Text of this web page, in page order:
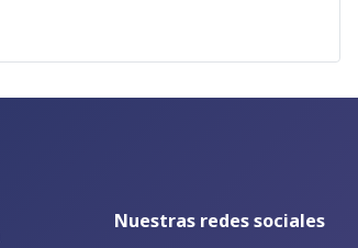
Nuestras redes sociales